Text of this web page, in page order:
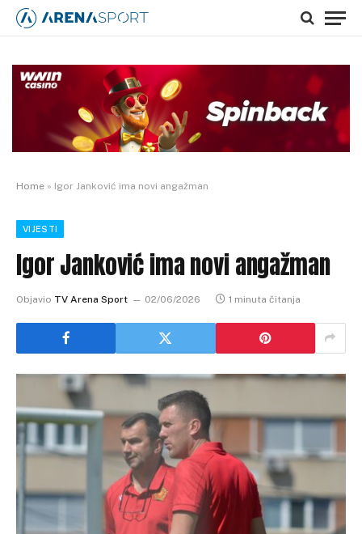
Home » Igor Janković ima novi angažman
VIJESTI
Igor Janković ima novi angažman
Objavio TV Arena Sport 02/06/2026 1 minuta čitanja